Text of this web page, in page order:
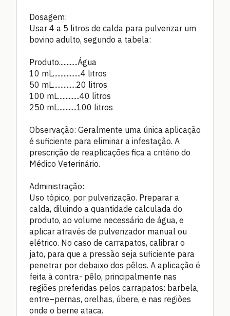
Dosagem:
Usar 4 a 5 litros de calda para pulverizar um
bovino adulto, segundo a tabela:
Produto............Água
10 mL..................4 litros
50 mL...............20 litros
100 mL..............40 litros
250 mL............100 litros
Observação: Geralmente uma única aplicação
é suficiente para eliminar a infestação. A
prescrição de reaplicações fica a critério do
Médico Veterinário.
Administração:
Uso tópico, por pulverização. Preparar a
calda, diluindo a quantidade calculada do
produto, ao volume necessário de água, e
aplicar através de pulverizador manual ou
elétrico. No caso de carrapatos, calibrar o
jato, para que a pressão seja suficiente para
penetrar por debaixo dos pêlos. A aplicação é
feita à contra- pêlo, principalmente nas
regiões preferidas pelos carrapatos: barbela,
entre–pernas, orelhas, úbere, e nas regiões
onde o berne ataca.